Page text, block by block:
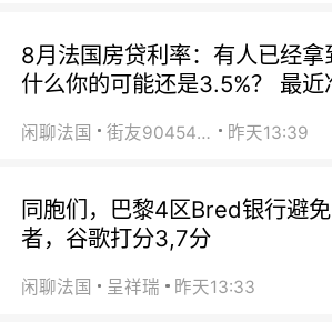
8月法国房贷利率：有人已经
什么你的可能还是3.5%？ 最近
闲聊法国 街友90454511 昨天13:39
同胞们，巴黎4区Bred银行避
者，谷歌打分3,7分
闲聊法国 呈祥瑞 昨天13:33